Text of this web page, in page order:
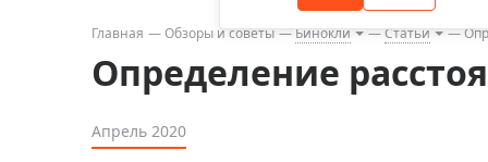
Бинокли
Зрительные трубы
Главная Обзоры и советы Бинокли Статьи
Определение
Апрель 2020